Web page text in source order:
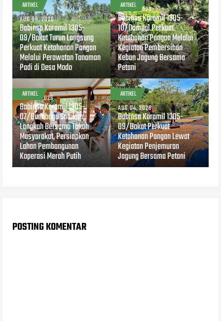
ARTIKEL
AUG 06, 2026
Babinsa Koramil 1305-
09/Bokat Turun Langsung
Perkuat Ketahanan Pangan
Melalui Perawatan Tanaman
Padi di Desa Modo
ARTIKEL
AUG 04, 2026
Babinsa Koramil 1305-
10/Dampal Perkuat
Ketahanan Pangan Melalui
Kegiatan Pembersihan
Kebun Jagung Bersama
Petani
ARTIKEL
AUG 04, 2026
Babinsa Koramil 1305-
07/Bunobogu Satukan
Langkah Bersama Tokoh
Masyarakat, Persiapkan
Lahan Pembangunan
Koperasi Merah Putih
ARTIKEL
AUG 04, 2026
Babinsa Koramil 1305-
09/Bokat Perkuat
Ketahanan Pangan Lewat
Kegiatan Penjemuran
Jagung Bersama Petani
POSTING KOMENTAR